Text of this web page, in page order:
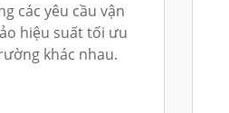
các yêu cầu vận
hiệu suất tối ưu
khác nhau.